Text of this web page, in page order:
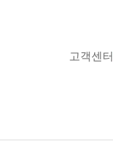
고객센터